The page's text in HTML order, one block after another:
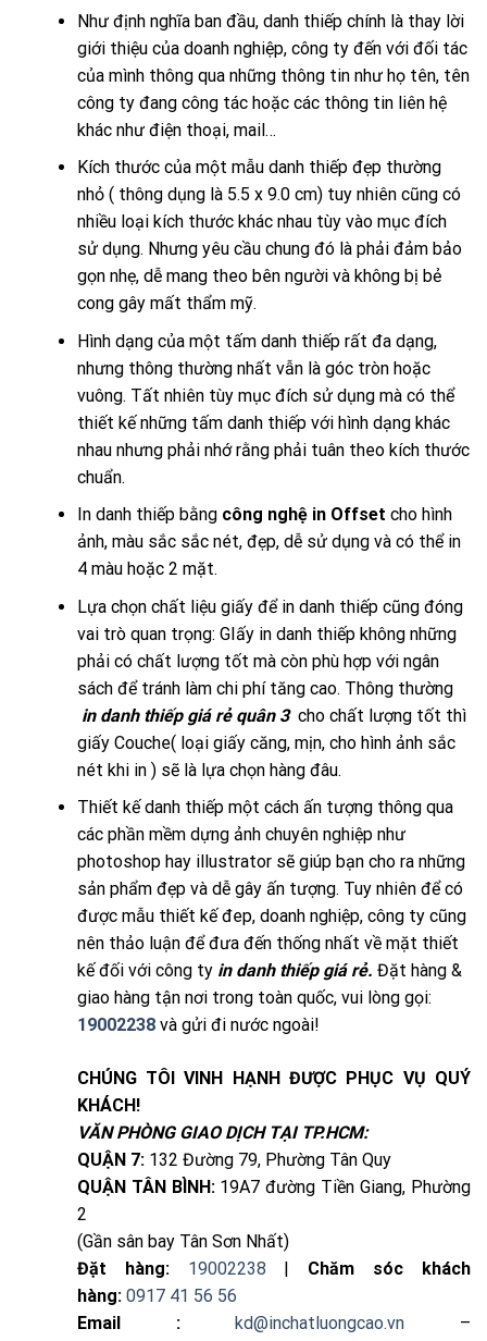
Như định nghĩa ban đầu, danh thiếp chính là thay lời
giới thiệu của doanh nghiệp, công ty đến với đối tác
của mình thông qua những thông tin như họ tên, tên
công ty đang công tác hoặc các thông tin liên hệ
khác như điện thoại, mail…
Kích thước của một mẫu danh thiếp đẹp thường
nhỏ ( thông dụng là 5.5 x 9.0 cm) tuy nhiên cũng có
nhiều loại kích thước khác nhau tùy vào mục đích
sử dụng. Nhưng yêu cầu chung đó là phải đảm bảo
gọn nhẹ, dễ mang theo bên người và không bị bẻ
cong gây mất thẩm mỹ.
Hình dạng của một tấm danh thiếp rất đa dạng,
nhưng thông thường nhất vẫn là góc tròn hoặc
vuông. Tất nhiên tùy mục đích sử dụng mà có thể
thiết kế những tấm danh thiếp với hình dạng khác
nhau nhưng phải nhớ rằng phải tuân theo kích thước
chuẩn.
In danh thiếp bằng công nghệ in Offset cho hình
ảnh, màu sắc sắc nét, đẹp, dễ sử dụng và có thể in
4 màu hoặc 2 mặt.
Lựa chọn chất liệu giấy để in danh thiếp cũng đóng
vai trò quan trọng: GIấy in danh thiếp không những
phải có chất lượng tốt mà còn phù hợp với ngân
sách để tránh làm chi phí tăng cao. Thông thường
in danh thiếp giá rẻ quân 3 cho chất lượng tốt thì
giấy Couche( loại giấy căng, mịn, cho hình ảnh sắc
nét khi in ) sẽ là lựa chọn hàng đâu.
Thiết kế danh thiếp một cách ấn tượng thông qua
các phần mềm dựng ảnh chuyên nghiệp như
photoshop hay illustrator sẽ giúp bạn cho ra những
sản phẩm đẹp và dễ gây ấn tượng. Tuy nhiên để có
được mẫu thiết kế đep, doanh nghiệp, công ty cũng
nên thảo luận để đưa đến thống nhất về mặt thiết
kế đối với công ty in danh thiếp giá rẻ. Đặt hàng &
giao hàng tận nơi trong toàn quốc, vui lòng gọi:
19002238và gửi đi nước ngoài!
CHÚNG TÔI VINH HẠNH ĐƯỢC PHỤC VỤ QUÝ
KHÁCH!
VĂN PHÒNG GIAO DỊCH TẠI TP.HCM:
QUẬN 7:132 Đường 79, Phường Tân Quy
QUẬN TÂN BÌNH:19A7 đường Tiền Giang, Phường
2
(Gần sân bay Tân Sơn Nhất)
Đặt hàng:
19002238
Chăm sóc khách
hàng: 0917 41 56 56
Email :
kd@inchatluongcao.vn –